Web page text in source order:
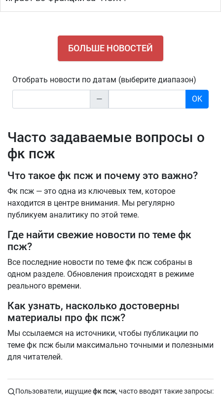
БОЛЬШЕ НОВОСТЕЙ
Отобрать новости по датам (выберите диапазон)
— OK
Часто задаваемые вопросы о
фк псж
Что такое фк псж и почему это важно?
Фк псж — это одна из ключевых тем, которое
находится в центре внимания. Мы регулярно
публикуем аналитику по этой теме.
Где найти свежие новости по теме фк
псж?
Все последние новости по теме фк псж собраны в
одном разделе. Обновления происходят в режиме
реального времени.
Как узнать, насколько достоверны
материалы про фк псж?
Мы ссылаемся на источники, чтобы публикации по
теме фк псж были максимально точными и полезными
для читателей.
Пользователи, ищущиефк псж, часто вводят такие запросы: